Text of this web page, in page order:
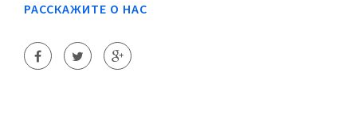
РАССКАЖИТЕ О НАС